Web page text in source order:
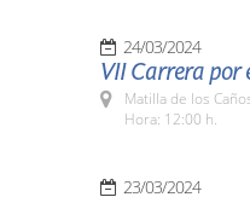
24/03/2024
VII Carrera por
Matilla de los
Hora: 12:00 h.
23/03/2024